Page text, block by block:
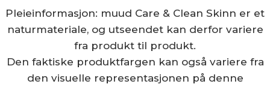
Pleieinformasjon: muud Care & Clean Skinn er et
naturmateriale, og utseendet kan derfor variere
fra produkt til produkt.
Den faktiske produktfargen kan også variere fra
den visuelle representasjonen på denne